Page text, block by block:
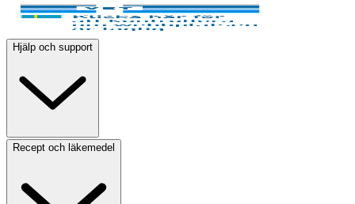
Hjälp och support
Recept och läkemedel